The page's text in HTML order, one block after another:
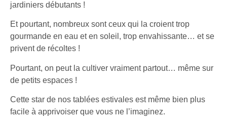
jardiniers débutants !
Et pourtant, nombreux sont ceux qui la croient trop
gourmande en eau et en soleil, trop envahissante… et se
privent de récoltes !
Pourtant, on peut la cultiver vraiment partout… même sur
de petits espaces !
Cette star de nos tablées estivales est même bien plus
facile à apprivoiser que vous ne l’imaginez.